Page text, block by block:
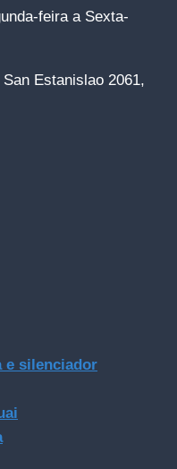
feira a Sexta-
Estanislao 2061,
e silenciador